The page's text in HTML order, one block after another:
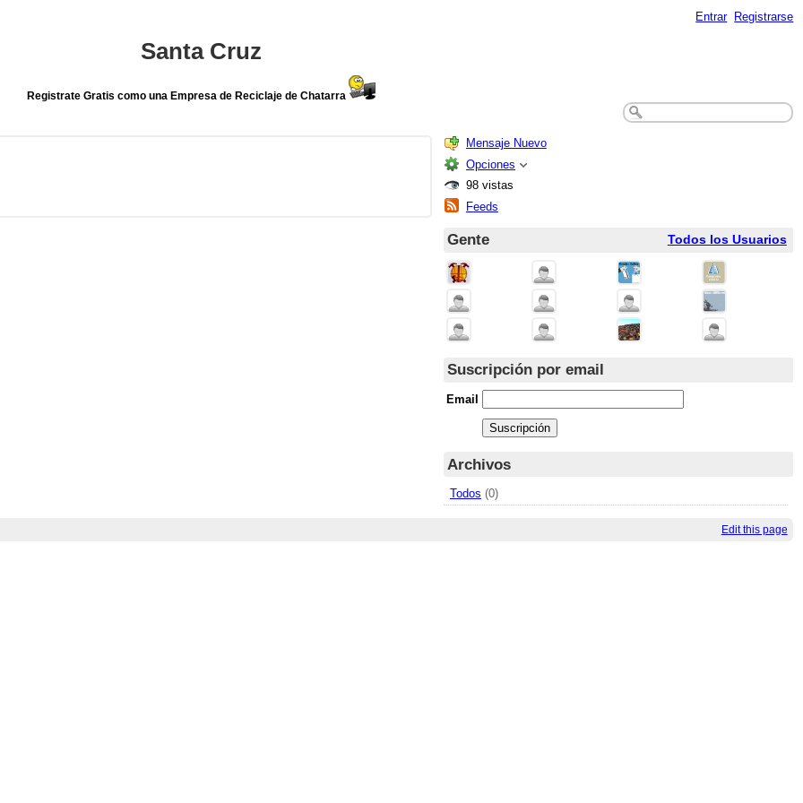
Entrar Registrarse
Santa Cruz
Registrate Gratis como una Empresa de Reciclaje de Chatarra
Mensaje Nuevo
Opciones
98 vistas
Feeds
Todos los Usuarios
Gente
Suscripción por email
Email
Archivos
Todos (0)
Edit this page